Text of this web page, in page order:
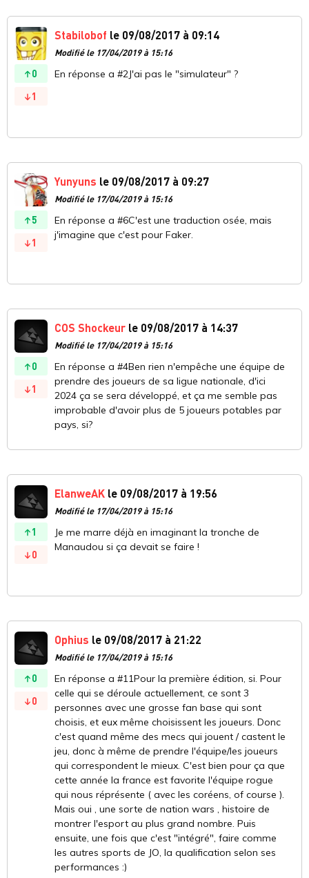
0
1
Stabilobof le 09/08/2017 à 09:14
Modifié le 17/04/2019 à 15:16
En réponse a #2J'ai pas le "simulateur" ?
5
1
Yunyuns le 09/08/2017 à 09:27
Modifié le 17/04/2019 à 15:16
En réponse a #6C'est une traduction osée, mais
j'imagine que c'est pour Faker.
0
1
COS Shockeur le 09/08/2017 à 14:37
Modifié le 17/04/2019 à 15:16
En réponse a #4Ben rien n'empêche une équipe de
prendre des joueurs de sa ligue nationale, d'ici
2024 ça se sera développé, et ça me semble pas
improbable d'avoir plus de 5 joueurs potables par
pays, si?
1
0
ElanweAK le 09/08/2017 à 19:56
Modifié le 17/04/2019 à 15:16
Je me marre déjà en imaginant la tronche de
Manaudou si ça devait se faire !
0
0
Ophius le 09/08/2017 à 21:22
Modifié le 17/04/2019 à 15:16
En réponse a #11Pour la première édition, si. Pour
celle qui se déroule actuellement, ce sont 3
personnes avec une grosse fan base qui sont
choisis, et eux même choisissent les joueurs. Donc
c'est quand même des mecs qui jouent / castent le
jeu, donc à même de prendre l'équipe/les joueurs
qui correspondent le mieux. C'est bien pour ça que
cette année la france est favorite l'équipe rogue
qui nous réprésente ( avec les coréens, of course ).
Mais oui , une sorte de nation wars , histoire de
montrer l'esport au plus grand nombre. Puis
ensuite, une fois que c'est "intégré", faire comme
les autres sports de JO, la qualification selon ses
performances :)